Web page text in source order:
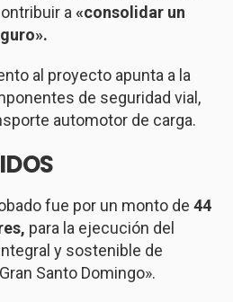
a «consolidar un
al proyecto apunta a la
de seguridad vial,
automotor de carga.
fue por un monto de 44
para la ejecución del
y sostenible de
Santo Domingo».